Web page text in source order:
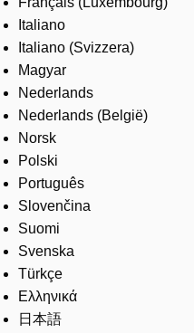
Italiano
Italiano (Svizzera)
Magyar
Nederlands
Nederlands (België)
Norsk
Polski
Português
Slovenčina
Suomi
Svenska
Türkçe
Ελληνικά
日本語